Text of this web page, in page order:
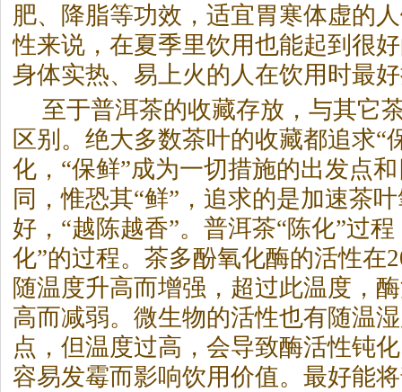
肥、降脂等功效，适宜胃寒体虚的
性来说，在夏季里饮用也能起到很
身体实热、易上火的人在饮用时最
至于普洱茶的收藏存放，与其它
区别。绝大多数茶叶的收藏都追求“
化，“保鲜”成为一切措施的出发点
同，惟恐其“鲜”，追求的是加速茶
好，“越陈越香”。普洱茶“陈化”过
化”的过程。 茶多酚氧化酶的活性在
随温度升高而增强，超过此温度，
高而减弱。微生物的活性也有随温
点，但温度过高，会导致酶活性钝
容易发霉而影响饮用价值。最好能